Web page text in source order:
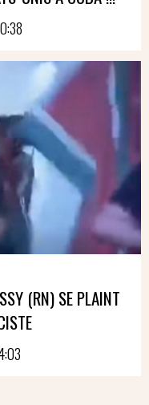
(RN) SE PLAINT